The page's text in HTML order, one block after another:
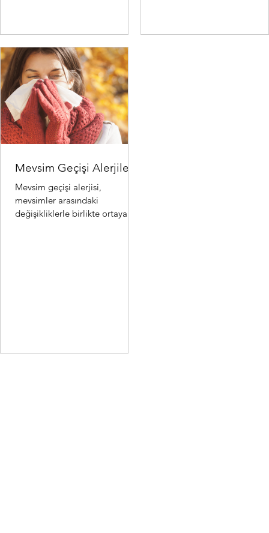
Mevsim Geçişi Alerjileri
Mevsim geçişi alerjisi,
mevsimler arasındaki
değişikliklerle birlikte ortaya